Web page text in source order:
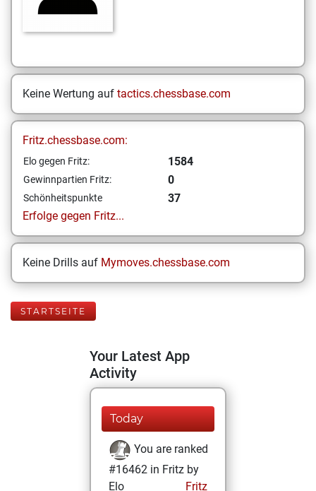
Keine Wertung auf tactics.chessbase.com
Fritz.chessbase.com:
Elo gegen Fritz: 1584
Gewinnpartien Fritz: 0
Schönheitspunkte
37
Erfolge gegen Fritz...
Keine Drills auf Mymoves.chessbase.com
STARTSEITE
Your Latest App
Activity
Today
You are ranked
#16462 in Fritz by
Elo
Fritz